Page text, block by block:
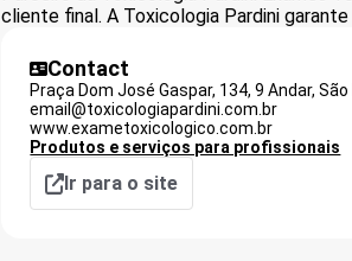
cliente final. A Toxicologia Pardini
Contact
Praça Dom José Gaspar, 134, 9 Andar, São
email@toxicologiapardini.com.br
www.exametoxicologico.com.br
Produtos e serviços para profissionais
Ir para o site